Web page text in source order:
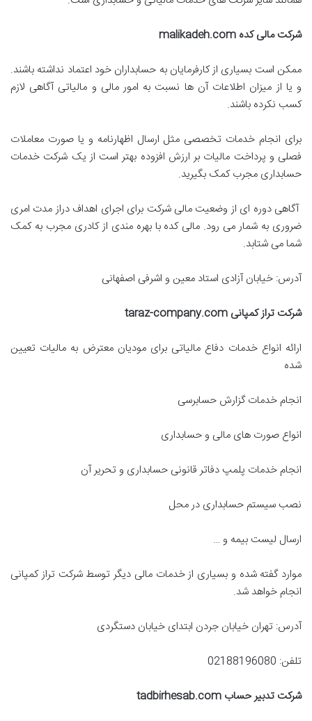
شرکت مالی کده malikadeh.com
ممکن است بسیاری از کارفرمایان به حسابداران خود اعتماد نداشته باشند.
و یا از میزان اطلاعات آن ها نسبت به امور مالی و مالیاتی آگاهی لازم
کسب نکرده باشند.
برای انجام خدمات تخصصی مثل ارسال اظهارنامه و یا صورت معاملات
فصلی و پرداخت مالیات بر ارزش افزوده بهتر است از یک شرکت خدمات
حسابداری مجرب کمک بگیرید.
آگاهی دوره ای از وضعیت مالی شرکت برای اجرای اهداف دراز مدت امری
ضروری به شمار می رود. مالی کده با بهره مندی از کادری مجرب به کمک
شما می شتابد.
آدرس: خیابان آزادی استاد معین و اشرفی اصفهانی
شرکت تراز کمپانی taraz-company.com
ارائه انواع خدمات دفاع مالیاتی برای مودیان معترض به مالیات تعیین
شده
انجام خدمات گزارش حسابرسی
انواع صورت های مالی و حسابداری
انجام خدمات پلمپ دفاتر قانونی حسابداری و تحریر آن
نصب سیستم حسابداری در محل
ارسال لیست بیمه و …
موارد گفته شده و بسیاری از خدمات مالی دیگر توسط شرکت تراز کمپانی
انجام خواهد شد.
آدرس: تهران خیابان جردن ابتدای خیابان دستگردی
تلفن: 02188196080
شرکت تدبیر حساب tadbirhesab.com